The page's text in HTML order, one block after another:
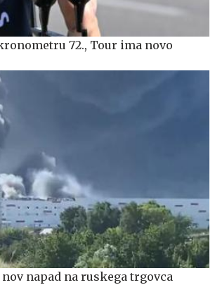
72., Tour ima novo
napad na ruskega trgovca